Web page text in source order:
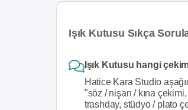
Işık Kutusu Sıkça
Işık Kutusu hangi
Hatice Kara Studio
"söz / nişan / kına
trashday, stüdyo / plato